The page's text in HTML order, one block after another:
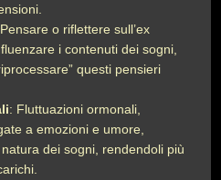
o riflettere sull’ex
i contenuti dei sogni,
questi pensieri
: Fluttuazioni ormonali,
a emozioni e umore,
dei sogni, rendendoli più